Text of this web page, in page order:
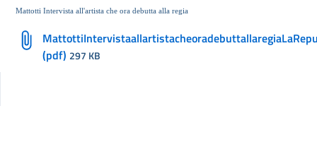
Mattotti Intervista all'artista che ora debutta alla regia
(pdf) 297 KB